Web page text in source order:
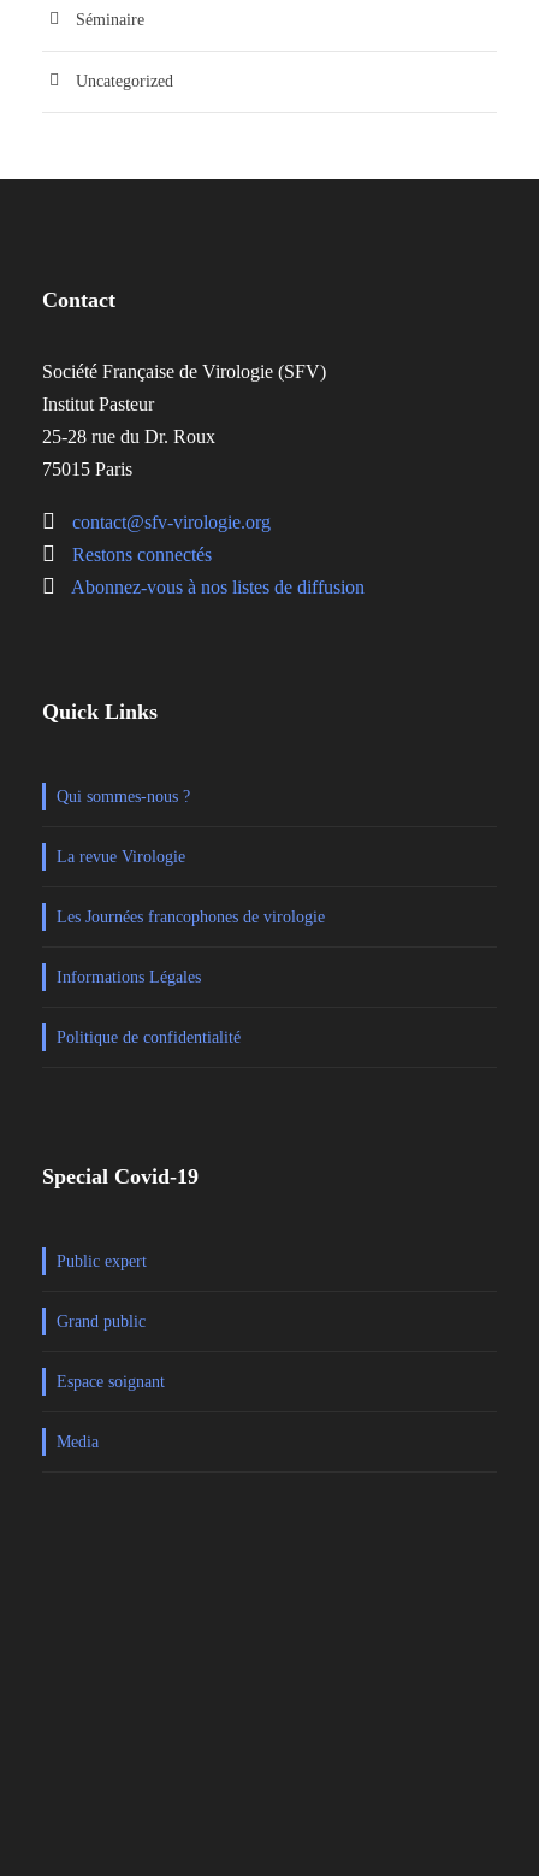
Séminaire
Uncategorized
Contact
Société Française de Virologie (SFV)
Institut Pasteur
25-28 rue du Dr. Roux
75015 Paris
contact@sfv-virologie.org
Restons connectés
Abonnez-vous à nos listes de diffusion
Quick Links
Qui sommes-nous ?
La revue Virologie
Les Journées francophones de virologie
Informations Légales
Politique de confidentialité
Special Covid-19
Public expert
Grand public
Espace soignant
Media